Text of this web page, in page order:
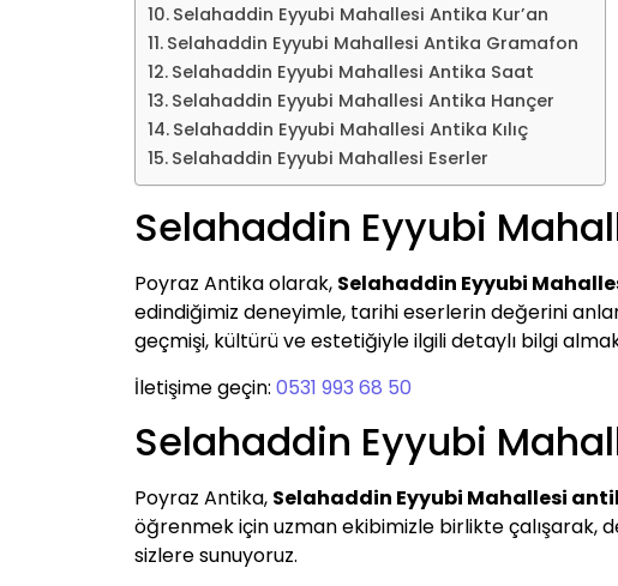
Selahaddin Eyyubi Mahallesi Antika Kur’an
Selahaddin Eyyubi Mahallesi Antika Gramafon
Selahaddin Eyyubi Mahallesi Antika Saat
Selahaddin Eyyubi Mahallesi Antika Hançer
Selahaddin Eyyubi Mahallesi Antika Kılıç
Selahaddin Eyyubi Mahallesi Eserler
Selahaddin Eyyubi
Poyraz Antika olarak, Selahaddin Eyyubi
edindiğimiz deneyimle, tarihi eserlerin değerini
geçmişi, kültürü ve estetiğiyle ilgili detaylı bilgi
İletişime geçin: 0531 993 68 50
Selahaddin Eyyubi
Poyraz Antika, Selahaddin Eyyubi Mahallesi
öğrenmek için uzman ekibimizle birlikte çalışarak,
sizlere sunuyoruz.